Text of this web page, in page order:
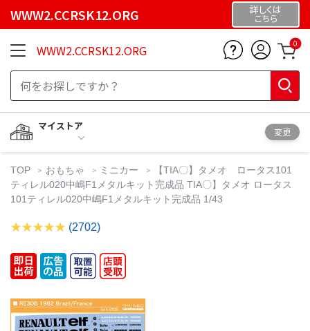
WWW2.CCRSK12.ORG 詳しくは
こちら
WWW2.CCRSK12.ORG 0
マイストア
変更
TOP おもちゃ ミニカー
【TIA〇】タメオ ロータス101
ティレル020中嶋F1メタルキット完成品 TIA〇】タメオ ロータス
101ティレル020中嶋F1メタルキット完成品 1/43
(2702)